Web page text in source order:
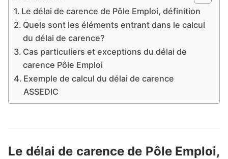
Le délai de carence de Pôle Emploi, définition
Quels sont les éléments entrant dans le calcul
du délai de carence?
Cas particuliers et exceptions du délai de
carence Pôle Emploi
Exemple de calcul du délai de carence
ASSEDIC
Le délai de carence de Pôle Emploi,